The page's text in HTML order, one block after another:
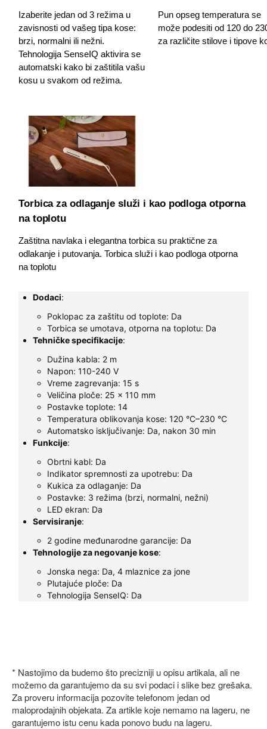
Izaberite jedan od 3 režima u
zavisnosti od vašeg tipa kose:
brzi, normalni ili nežni.
Tehnologija SenseIQ aktivira se
automatski kako bi zaštitila vašu
kosu u svakom od režima.
Pun opseg temperatura se
može podesiti od 120 do
za različite stilove i tipove
Torbica za odlaganje služi i kao podloga otporna
na toplotu
Zaštitna navlaka i elegantna torbica su praktične za
odlakanje i putovanja. Torbica služi i kao podloga otporna
na toplotu
Dodaci:
Poklopac za zaštitu od toplote: Da
Torbica se umotava, otporna na toplotu: Da
Tehničke specifikacije:
Dužina kabla: 2 m
Napon: 110-240 V
Vreme zagrevanja: 15 s
Veličina ploče: 25 x 110 mm
Postavke toplote: 14
Temperatura oblikovanja kose: 120 °C–230 °C
Automatsko isključivanje: Da, nakon 30 min
Funkcije:
Obrtni kabl: Da
Indikator spremnosti za upotrebu: Da
Kukica za odlaganje: Da
Postavke: 3 režima (brzi, normalni, nežni)
LED ekran: Da
Servisiranje:
2 godine međunarodne garancije: Da
Tehnologije za negovanje kose:
Jonska nega: Da, 4 mlaznice za jone
Plutajuće ploče: Da
Tehnologija SenseIQ: Da
* Nastojimo da budemo što precizniji u opisu artikala, ali ne
možemo da garantujemo da su svi podaci i slike bez grešaka.
Za proveru informacija pozovite telefonom jedan od
maloprodajnih objekata. Za artikle koje nemamo na lageru, ne
garantujemo istu cenu kada ponovo budu na lageru.